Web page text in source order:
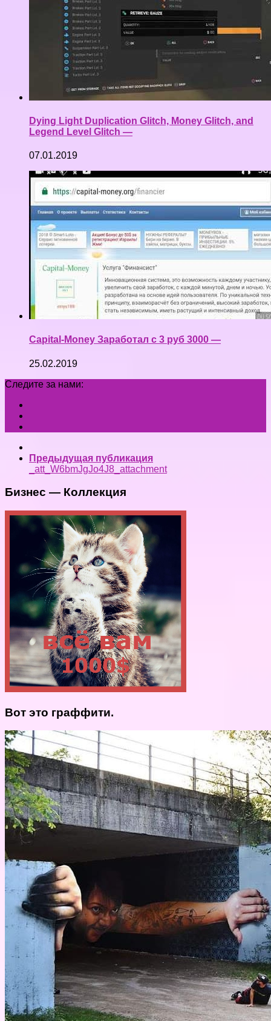
Dying Light Duplication Glitch, Money Glitch, and
Legend Level Glitch —
07.01.2019
Capital-Money Заработал с 3 руб 3000 —
25.02.2019
Следите за нами:
Предыдущая публикация
_att_W6bmJgJo4J8_attachment
Бизнес — Коллекция
Вот это граффити.